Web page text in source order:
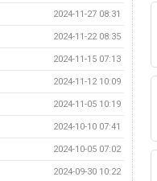
2024-11-27 08:31
2024-11-22 08:35
2024-11-15 07:13
2024-11-12 10:09
2024-11-05 10:19
2024-10-10 07:41
2024-10-05 07:02
2024-09-30 10:22